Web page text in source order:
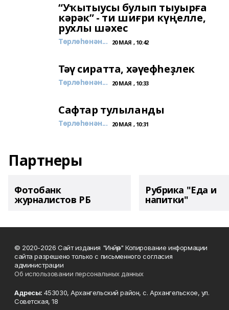
“Уҡытыусы булып тыуырға
кәрәк” - ти шиғри күңелле,
рухлы шәхес
Төрлөһөнән... 20 МАЯ , 10:42
Тәү сиратта, хәүефһеҙлек
Төрлөһөнән... 20 МАЯ , 10:33
Сафтар тулыланды
Төрлөһөнән... 20 МАЯ , 10:31
Партнеры
Фотобанк
журналистов РБ
Рубрика "Еда и
напитки"
© 2020-2026 Сайт издания "Инйәр" Копирование информации
сайта разрешено только с письменного согласия
администрации
Об использовании персональных данных
Адресы: 453030, Архангельский район, с. Архангельское, ул.
Советская, 18